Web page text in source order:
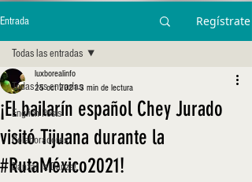
Entrada Regístrate
Todas las entradas
English Posts
Colaboradores
Danzar la Danza!
Todas las entradas
¡El bailarín español Chey Jurado
visitó Tijuana durante la
#RutaMéxico2021!
luxborealinfo
25 oct 20213 min de lectura